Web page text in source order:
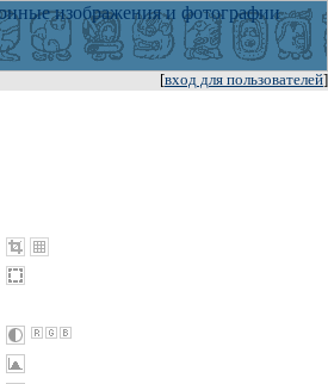
[вход для пользователей]